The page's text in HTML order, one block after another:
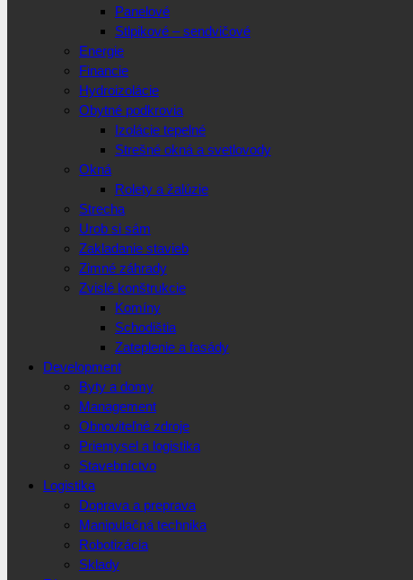
Panelové
Stlpikové – sendvičové
Energie
Financie
Hydroizolácie
Obytné podkrovia
Izolácie tepelné
Strešné okná a svetlovody
Okná
Rolety a žalúzie
Strecha
Urob si sám
Zakladanie stavieb
Zimné záhrady
Zvislé konštrukcie
Komíny
Schodištia
Zateplenie a fasády
Development
Byty a domy
Management
Obnoviteľné zdroje
Priemysel a logistika
Stavebníctvo
Logistika
Doprava a preprava
Manipulačná technika
Robotizácia
Sklady